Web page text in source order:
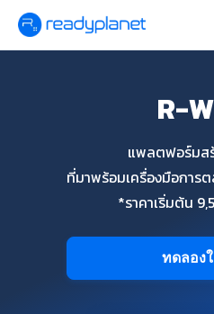
R-
แพลตฟอร์มส
ที่มาพร้อมเครื่องมือกา
*ราคาเริ่มต้น
ทดลอง